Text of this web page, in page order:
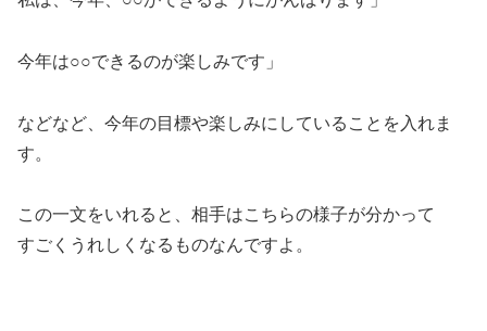
今年は○○できるのが楽しみです」
などなど、今年の目標や楽しみにしていることを入れま
す。
この一文をいれると、相手はこちらの様子が分かって
すごくうれしくなるものなんですよ。